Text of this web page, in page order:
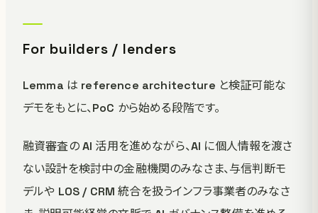
For builders / lenders
Lemma は reference architecture と検証可能な
デモをもとに、PoC から始める段階です。
融資審査の AI 活用を進めながら、AI に個人情報を渡さ
ない設計を検討中の金融機関のみなさま、与信判断モ
デルや LOS / CRM 統合を扱うインフラ事業者のみなさ